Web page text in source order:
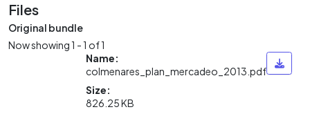
Files
Original bundle
Now showing1 - 1 of 1
Name:
colmenares_plan_mercadeo_2013.pdf
Size:
826.25 KB